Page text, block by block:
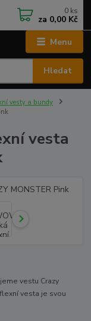
Menu
Hledat
0 ks
za 0,00 Kč
vesty a bundy
vesta
vestu Crazy
vesta je svou